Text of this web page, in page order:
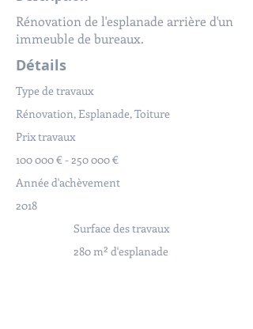
Rénovation de l'esplanade arrière d'un
immeuble de bureaux.
Détails
Type de travaux
Rénovation, Esplanade, Toiture
Prix travaux
100 000 € - 250 000 €
Année d'achèvement
2018
Surface des travaux
280 m² d'esplanade